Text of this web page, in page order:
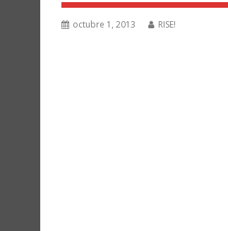
octubre 1, 2013 RISE!